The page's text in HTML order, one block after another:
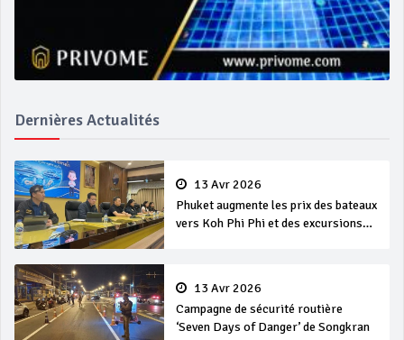
Dernières Actualités
13 Avr 2026
Phuket augmente les prix des bateaux
vers Koh Phi Phi et des excursions
13 Avr 2026
Campagne de sécurité routière
‘Seven Days of Danger’ de Songkran